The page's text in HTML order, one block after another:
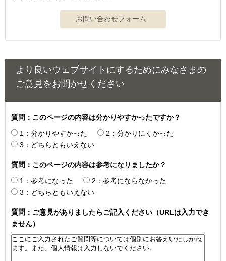
より良いウェブサイトにするためにみなさまの
ご意見をお聞かせください
質問：このページの内容は分かりやすかったですか？
1：分かりやすかった
2：分かりにくかった
3：どちらともいえない
質問：このページの内容は参考になりましたか？
1：参考になった
2：参考にならなかった
3：どちらともいえない
質問：ご意見がありましたらご記入ください（URLは入力でき
ません）